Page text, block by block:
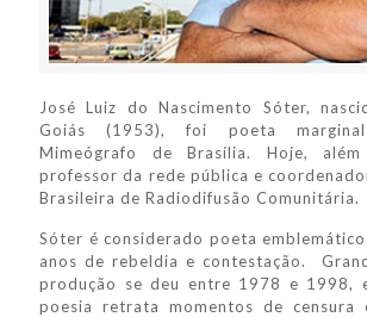
José Luiz do Nascimento Sóter,
Goiás (1953), foi poeta
Mimeógrafo de Brasília. Hoje,
professor da rede pública e
Brasileira de Radiodifusão Comunitária.
Sóter é considerado poeta
anos de rebeldia e contestação.
produção se deu entre 1978 e 1998,
poesia retrata momentos de censura